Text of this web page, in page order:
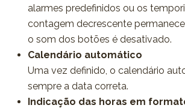
alarmes predefinidos ou os
contagem decrescente
o som dos botões é desativado.
Calendário automático
Uma vez definido, o calendário
sempre a data correta.
Indicação das horas em